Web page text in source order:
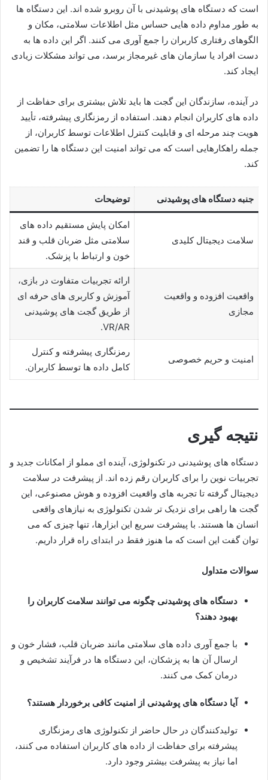
است که دستگاه های پوشیدنی با آن روبرو شده اند. این دستگاه ها
به طور مداوم داده هایی حساس مثل اطلاعات سلامتی، مکان و
الگوهای رفتاری کاربران را جمع آوری می کنند. اگر این داده ها به
دست افراد یا سازمان های غیرمجاز برسد، می تواند مشکلات زیادی
ایجاد کند.
در آینده، سازندگان این گجت ها باید تلاش بیشتری برای حفاظت از
داده های کاربران انجام دهند. استفاده از رمزنگاری پیشرفته، تأیید
هویت چند مرحله ای و قابلیت کنترل اطلاعات توسط کاربران، از
جمله راهکارهایی است که می تواند امنیت این دستگاه ها را تضمین
کند.
جنبه دستگاه های پوشیدنی توضیحات
سلامت دیجیتال کلیدی
امکان پایش مستقیم داده های
سلامتی مثل ضربان قلب و قند
خون و ارتباط با پزشک.
واقعیت افزوده و واقعیت
مجازی
ارائه تجربیات متفاوت در بازی،
آموزش و کاربری های حرفه ای
از طریق گجت های پوشیدنی
VR/AR.
امنیت و حریم خصوصی
رمزنگاری پیشرفته و کنترل
کامل داده ها توسط کاربران.
نتیجه گیری
دستگاه های پوشیدنی در تکنولوژی، آینده ای مملو از امکانات جدید و
تجربیات نوین را برای کاربران رقم زده اند. از پیشرفت در سلامت
دیجیتال گرفته تا تجربه های واقعیت افزوده و هوش مصنوعی، این
گجت ها راهی برای نزدیک تر شدن تکنولوژی به نیازهای واقعی
انسان ها هستند. با پیشرفت سریع این ابزارها، تنها چیزی که می
توان گفت این است که ما هنوز فقط در ابتدای راه قرار داریم.
سوالات متداول
دستگاه های پوشیدنی چگونه می توانند سلامت کاربران را
بهبود دهند؟
با جمع آوری داده های سلامتی مانند ضربان قلب، فشار خون و
ارسال آن ها به پزشکان، این دستگاه ها در فرآیند تشخیص و
درمان کمک می کنند.
آیا دستگاه های پوشیدنی از امنیت کافی برخوردار هستند؟
تولیدکنندگان در حال حاضر از تکنولوژی های رمزنگاری
پیشرفته برای حفاظت از داده های کاربران استفاده می کنند،
اما نیاز به پیشرفت بیشتر وجود دارد.